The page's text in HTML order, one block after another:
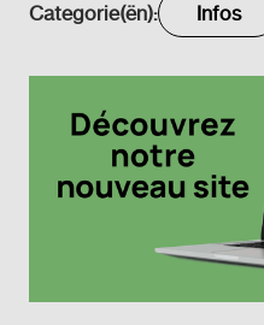
Categorie(ën):
Infos